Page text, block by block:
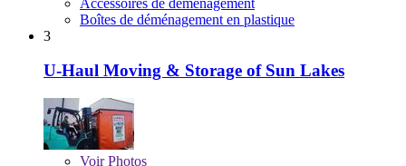
Boîtes de déménagement en plastique
3
U-Haul Moving & Storage of Sun Lakes
VoirPhotos